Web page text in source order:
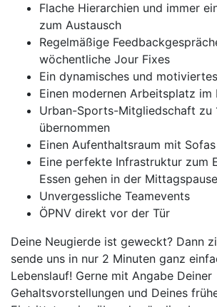
Flache Hierarchien und immer
zum Austausch
Regelmäßige
wöchentliche Jour Fixes
Ein dynamisches und
Einen modernen Arbeitsplatz im
Urban-Sports-Mitgliedschaft zu
übernommen
Einen Aufenthaltsraum mit
Eine perfekte Infrastruktur zum
Essen gehen in der Mittagspause
Unvergessliche Teamevents
ÖPNV direkt vor der Tür
Deine Neugierde ist geweckt? Dann
sende uns in nur 2 Minuten ganz
Lebenslauf! Gerne mit Angabe Deiner
Gehaltsvorstellungen und Deines